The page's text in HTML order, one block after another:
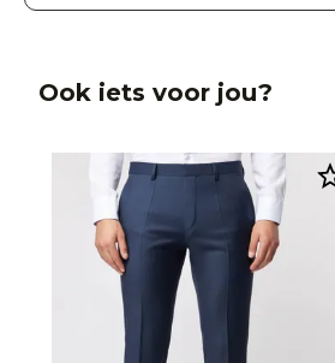
Ook iets voor jou?